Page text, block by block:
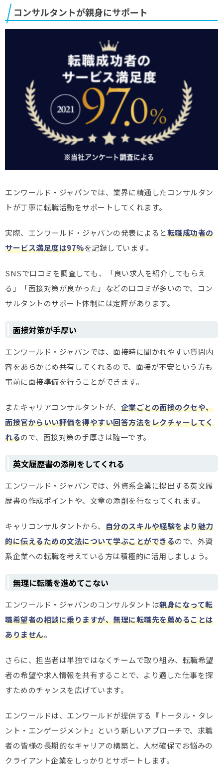
コンサルタントが親身にサポート
エンワールド・ジャパンでは、業界に精通したコンサルタン
トが丁寧に転職活動をサポートしてくれます。
実際、エンワールド・ジャパンの発表によると転職成功者の
サービス満足度は97%を記録しています。
SNSで口コミを調査しても、「良い求人を紹介してもらえ
る」「面接対策が良かった」などの口コミが多いので、コン
サルタントのサポート体制には定評があります。
面接対策が手厚い
エンワールド・ジャパンでは、面接時に聞かれやすい質問内
容をあらかじめ共有してくれるので、面接が不安という方も
事前に面接準備を行うことができます。
またキャリアコンサルタントが、 企業ごとの面接のクセや、
面接官からいい評価を得やすい回答方法をレクチャーしてく
れるので、面接対策の手厚さは随一です。
英文履歴書の添削をしてくれる
エンワールド・ジャパンでは、外資系企業に提出する英文履
歴書の作成ポイントや、文章の添削を行なってくれます。
キャリコンサルタントから、 自分のスキルや経験をより魅力
的に伝えるための文法について学ぶことができるので、外資
系企業への転職を考えている方は積極的に活用しましょう。
無理に転職を進めてこない
エンワールド・ジャパンのコンサルタントは親身になって転
職希望者の相談に乗りますが、無理に転職先を薦めることは
ありません。
さらに、担当者は単独ではなくチームで取り組み、転職希望
者の希望や求人情報を共有することで、より適した仕事を探
すためのチャンスを広げています。
エンワールドは、エンワールドが提供する『トータル・タレ
ント・エンゲージメント』という新しいアプローチで、求職
者の皆様の長期的なキャリアの構築と、人材確保でお悩みの
クライアント企業をしっかりとサポートします。